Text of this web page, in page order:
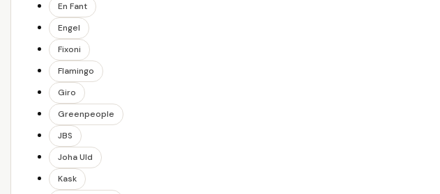
En Fant
Engel
Fixoni
Flamingo
Giro
Greenpeople
JBS
Joha Uld
Kask